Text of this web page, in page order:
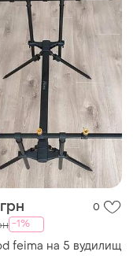
0
-1%
feima на 5 вудилищ